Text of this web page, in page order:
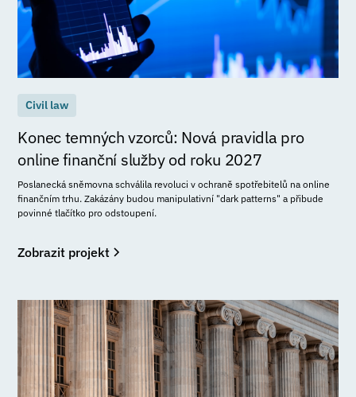
Civil law
Konec temných vzorců: Nová pravidla pro
online finanční služby od roku 2027
Poslanecká sněmovna schválila revoluci v ochraně spotřebitelů na online
finančním trhu. Zakázány budou manipulativní "dark patterns" a přibude
povinné tlačítko pro odstoupení.
Zobrazit projekt